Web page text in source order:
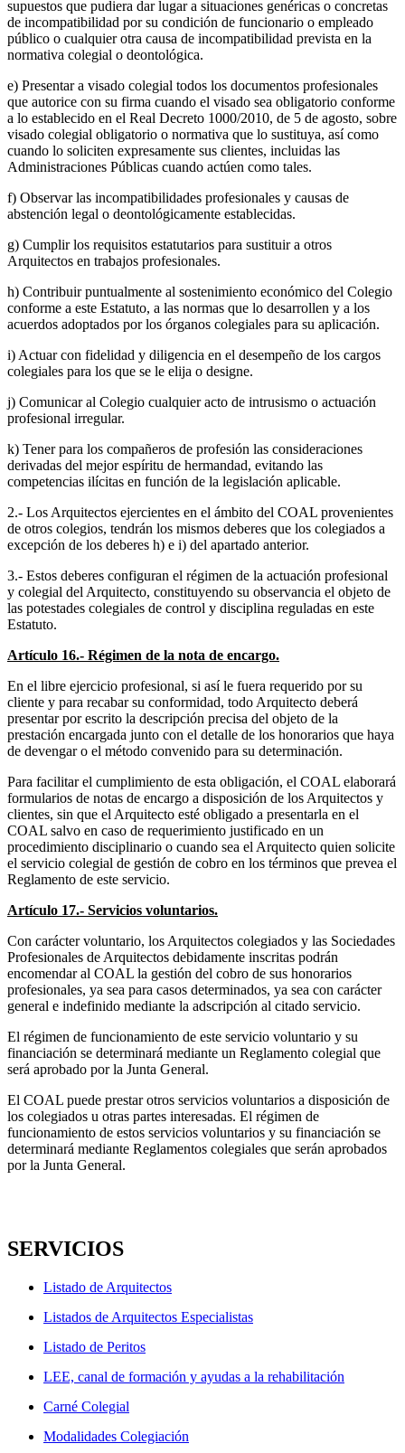
supuestos que pudiera dar lugar a situaciones genéricas o concretas
de incompatibilidad por su condición de funcionario o empleado
público o cualquier otra causa de incompatibilidad prevista en la
normativa colegial o deontológica.
e) Presentar a visado colegial todos los documentos profesionales
que autorice con su firma cuando el visado sea obligatorio conforme
a lo establecido en el Real Decreto 1000/2010, de 5 de agosto, sobre
visado colegial obligatorio o normativa que lo sustituya, así como
cuando lo soliciten expresamente sus clientes, incluidas las
Administraciones Públicas cuando actúen como tales.
f) Observar las incompatibilidades profesionales y causas de
abstención legal o deontológicamente establecidas.
g) Cumplir los requisitos estatutarios para sustituir a otros
Arquitectos en trabajos profesionales.
h) Contribuir puntualmente al sostenimiento económico del Colegio
conforme a este Estatuto, a las normas que lo desarrollen y a los
acuerdos adoptados por los órganos colegiales para su aplicación.
i) Actuar con fidelidad y diligencia en el desempeño de los cargos
colegiales para los que se le elija o designe.
j) Comunicar al Colegio cualquier acto de intrusismo o actuación
profesional irregular.
k) Tener para los compañeros de profesión las consideraciones
derivadas del mejor espíritu de hermandad, evitando las
competencias ilícitas en función de la legislación aplicable.
2.- Los Arquitectos ejercientes en el ámbito del COAL provenientes
de otros colegios, tendrán los mismos deberes que los colegiados a
excepción de los deberes h) e i) del apartado anterior.
3.- Estos deberes configuran el régimen de la actuación profesional
y colegial del Arquitecto, constituyendo su observancia el objeto de
las potestades colegiales de control y disciplina reguladas en este
Estatuto.
Artículo 16.- Régimen de la nota de encargo.
En el libre ejercicio profesional, si así le fuera requerido por su
cliente y para recabar su conformidad, todo Arquitecto deberá
presentar por escrito la descripción precisa del objeto de la
prestación encargada junto con el detalle de los honorarios que haya
de devengar o el método convenido para su determinación.
Para facilitar el cumplimiento de esta obligación, el COAL elaborará
formularios de notas de encargo a disposición de los Arquitectos y
clientes, sin que el Arquitecto esté obligado a presentarla en el
COAL salvo en caso de requerimiento justificado en un
procedimiento disciplinario o cuando sea el Arquitecto quien solicite
el servicio colegial de gestión de cobro en los términos que prevea el
Reglamento de este servicio.
Artículo 17.- Servicios voluntarios.
Con carácter voluntario, los Arquitectos colegiados y las Sociedades
Profesionales de Arquitectos debidamente inscritas podrán
encomendar al COAL la gestión del cobro de sus honorarios
profesionales, ya sea para casos determinados, ya sea con carácter
general e indefinido mediante la adscripción al citado servicio.
El régimen de funcionamiento de este servicio voluntario y su
financiación se determinará mediante un Reglamento colegial que
será aprobado por la Junta General.
El COAL puede prestar otros servicios voluntarios a disposición de
los colegiados u otras partes interesadas. El régimen de
funcionamiento de estos servicios voluntarios y su financiación se
determinará mediante Reglamentos colegiales que serán aprobados
por la Junta General.
SERVICIOS
Listado de Arquitectos
Listados de Arquitectos Especialistas
Listado de Peritos
LEE, canal de formación y ayudas a la rehabilitación
Carné Colegial
Modalidades Colegiación